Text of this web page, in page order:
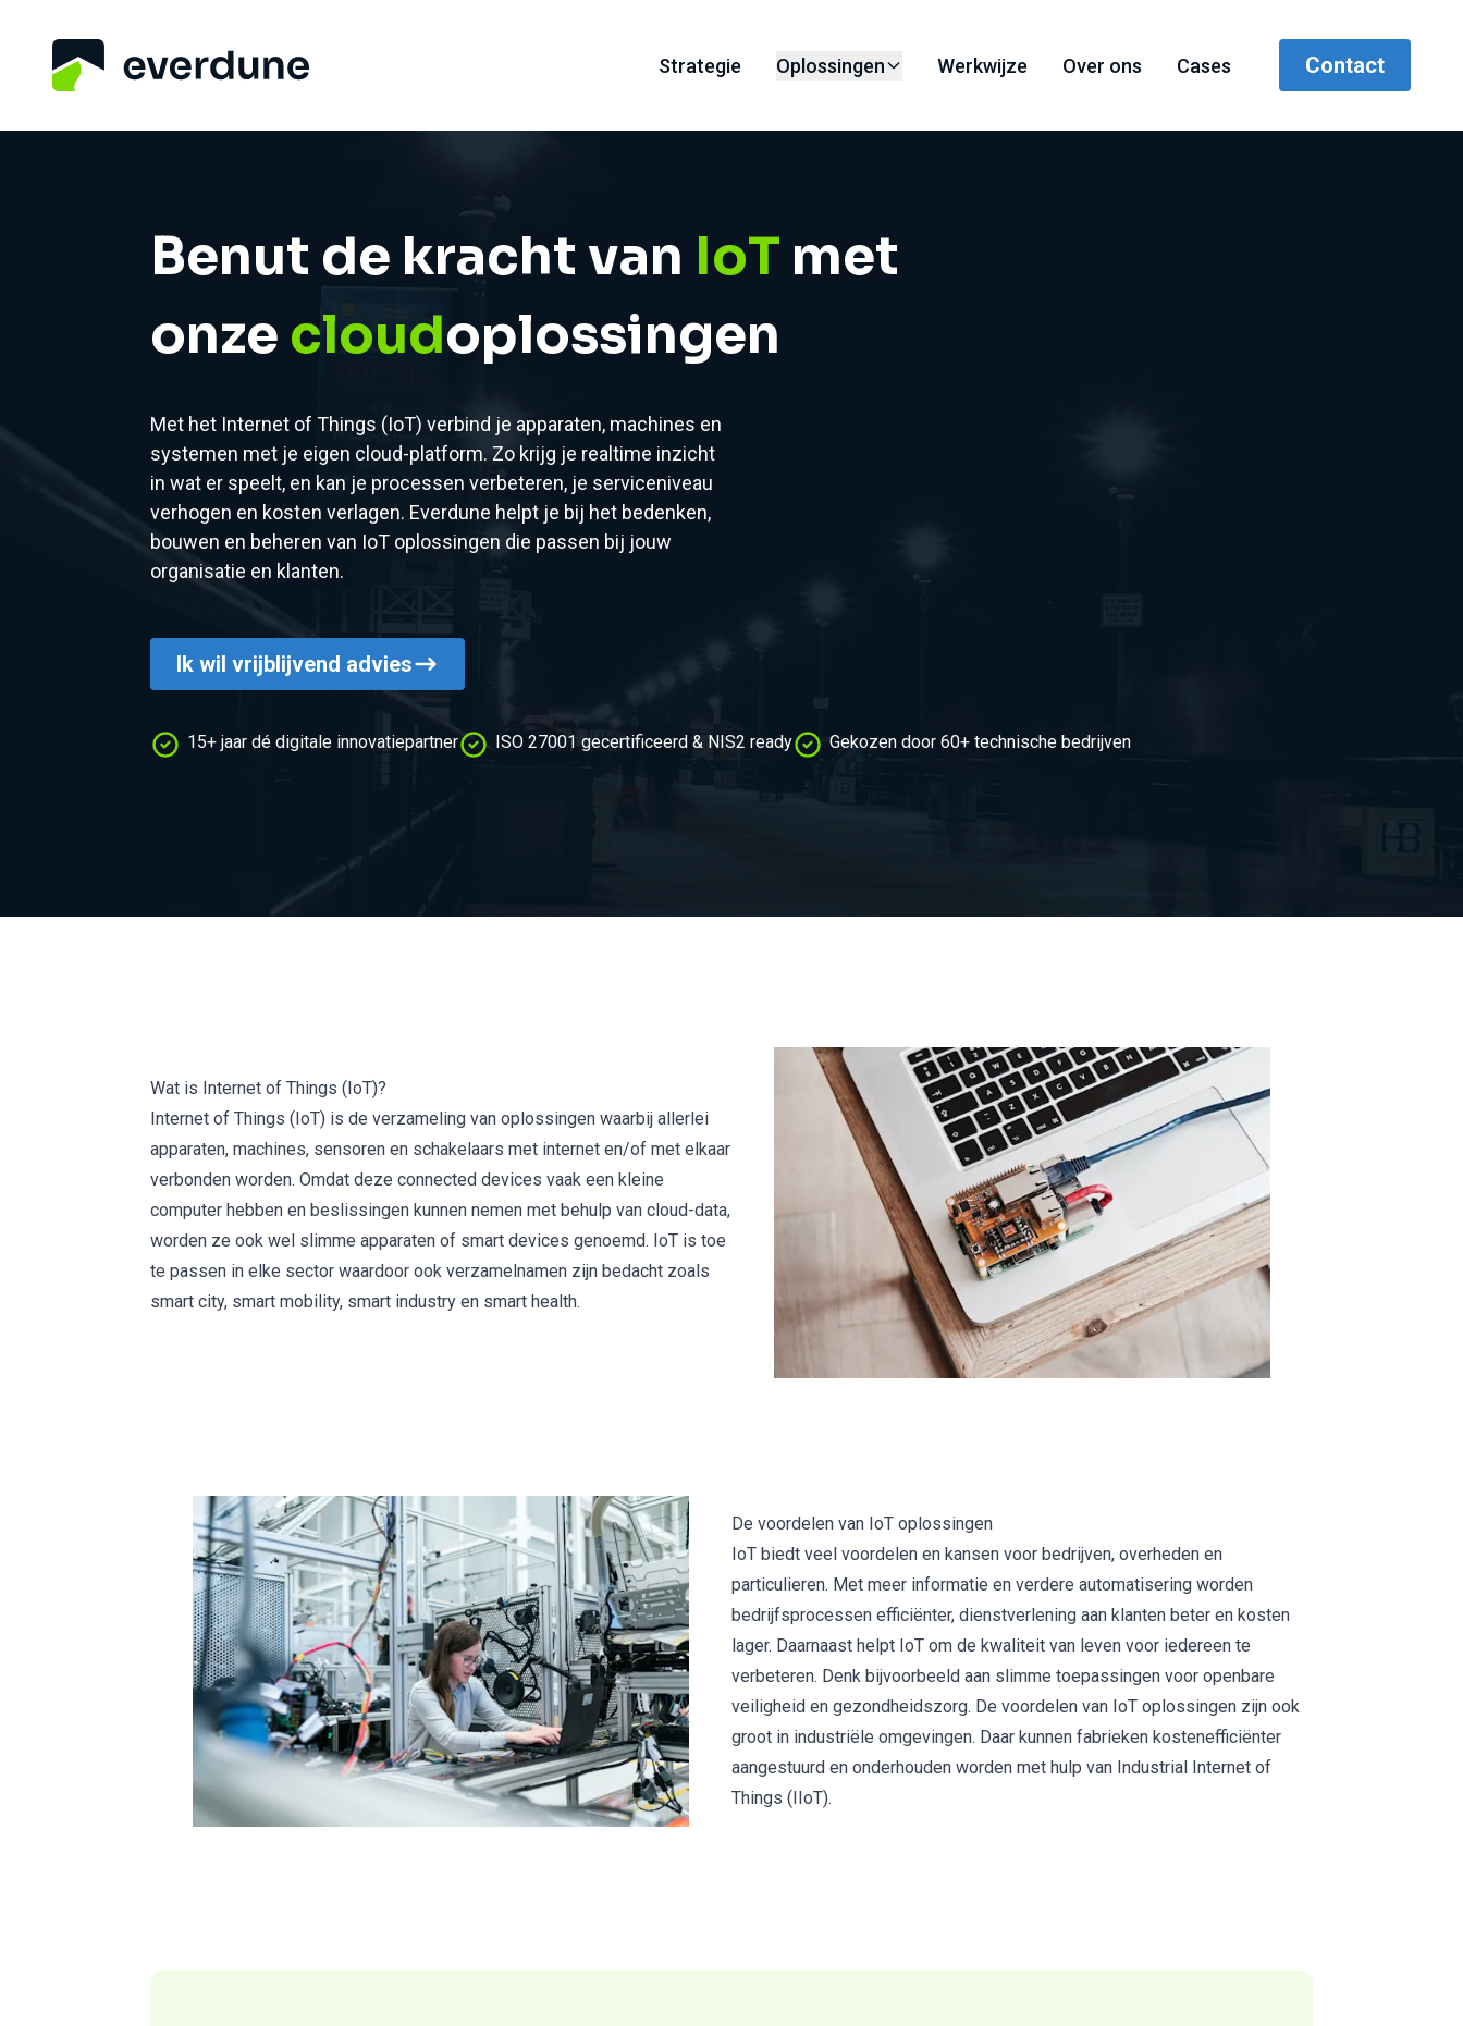
Strategie Oplossingen Werkwijze Over ons Cases Contact
Benut de kracht van IoT met
onze cloudoplossingen
Met het Internet of Things (IoT) verbind je apparaten, machines en
systemen met je eigen cloud-platform. Zo krijg je realtime inzicht
in wat er speelt, en kan je processen verbeteren, je serviceniveau
verhogen en kosten verlagen. Everdune helpt je bij het bedenken,
bouwen en beheren van IoT oplossingen die passen bij jouw
organisatie en klanten.
Ik wil vrijblijvend advies
15+ jaar dé digitale innovatiepartner ISO 27001 gecertificeerd & NIS2 ready Gekozen door 60+ technische bedrijven
Wat is Internet of Things (IoT)?
Internet of Things (IoT) is de verzameling van oplossingen waarbij allerlei
apparaten, machines, sensoren en schakelaars met internet en/of met elkaar
verbonden worden. Omdat deze connected devices vaak een kleine
computer hebben en beslissingen kunnen nemen met behulp van cloud-data,
worden ze ook wel slimme apparaten of smart devices genoemd. IoT is toe
te passen in elke sector waardoor ook verzamelnamen zijn bedacht zoals
smart city, smart mobility, smart industry en smart health.
De voordelen van IoT oplossingen
IoT biedt veel voordelen en kansen voor bedrijven, overheden en
particulieren. Met meer informatie en verdere automatisering worden
bedrijfsprocessen efficiënter, dienstverlening aan klanten beter en kosten
lager. Daarnaast helpt IoT om de kwaliteit van leven voor iedereen te
verbeteren. Denk bijvoorbeeld aan slimme toepassingen voor openbare
veiligheid en gezondheidszorg. De voordelen van IoT oplossingen zijn ook
groot in industriële omgevingen. Daar kunnen fabrieken kostenefficiënter
aangestuurd en onderhouden worden met hulp van Industrial Internet of
Things (IIoT).